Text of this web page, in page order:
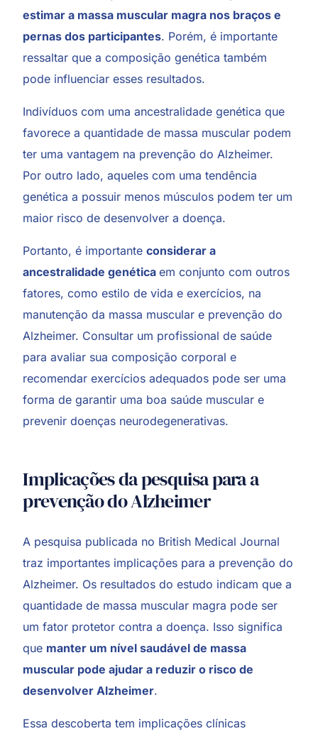
estimar a massa muscular magra nos braços e
pernas dos participantes. Porém, é importante
ressaltar que a composição genética também
pode influenciar esses resultados.
Indivíduos com uma ancestralidade genética que
favorece a quantidade de massa muscular podem
ter uma vantagem na prevenção do Alzheimer.
Por outro lado, aqueles com uma tendência
genética a possuir menos músculos podem ter um
maior risco de desenvolver a doença.
Portanto, é importanteconsiderar a
ancestralidade genéticaem conjunto com outros
fatores, como estilo de vida e exercícios, na
manutenção da massa muscular e prevenção do
Alzheimer. Consultar um profissional de saúde
para avaliar sua composição corporal e
recomendar exercícios adequados pode ser uma
forma de garantir uma boa saúde muscular e
prevenir doenças neurodegenerativas.
Implicações da pesquisa para a
prevenção do Alzheimer
A pesquisa publicada no British Medical Journal
traz importantes implicações para a prevenção do
Alzheimer. Os resultados do estudo indicam que a
quantidade de massa muscular magra pode ser
um fator protetor contra a doença. Isso significa
que manter um nível saudável de massa
muscular pode ajudar a reduzir o risco de
desenvolver Alzheimer.
Essa descoberta tem implicações clínicas